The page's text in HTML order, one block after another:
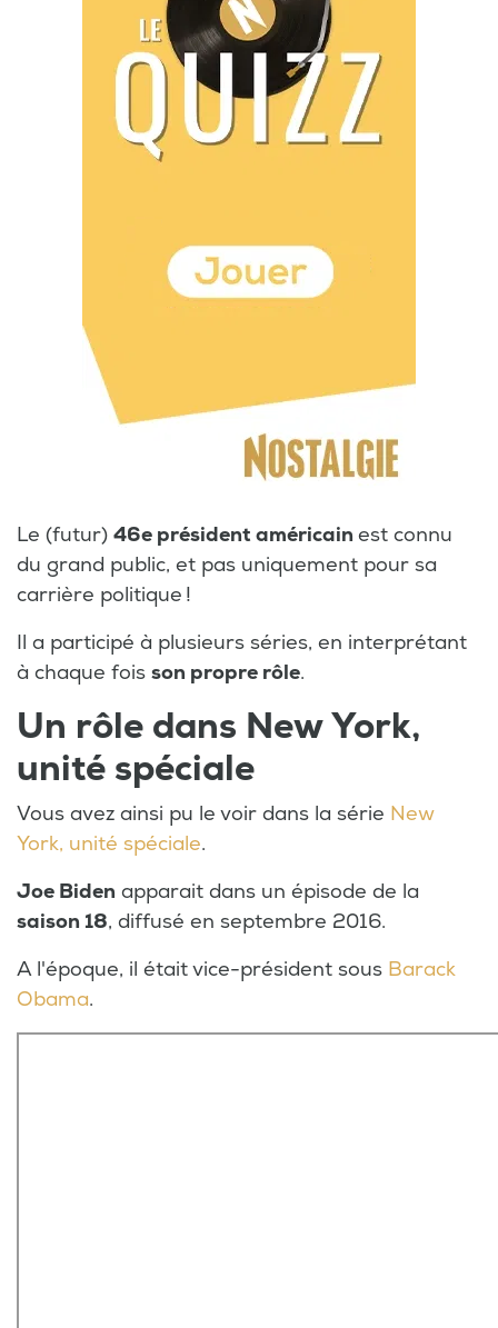
Le (futur) 46e président américain est connu
du grand public, et pas uniquement pour sa
carrière politique !
Il a participé à plusieurs séries, en interprétant
à chaque fois son propre rôle.
Un rôle dans New York,
unité spéciale
Vous avez ainsi pu le voir dans la série New
York, unité spéciale.
Joe Biden apparait dans un épisode de la
saison 18, diffusé en septembre 2016.
A l'époque, il était vice-président sous Barack
Obama.